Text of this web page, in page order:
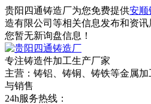
贵阳四通铸造厂为您免费提供安顺
造有限公司等相关信息发布和资讯
您暂无新询盘信息！
专注铸造件加工生产厂家
主营：铸铝、铸铜、铸铁等金属
与销售
24h服务热线：